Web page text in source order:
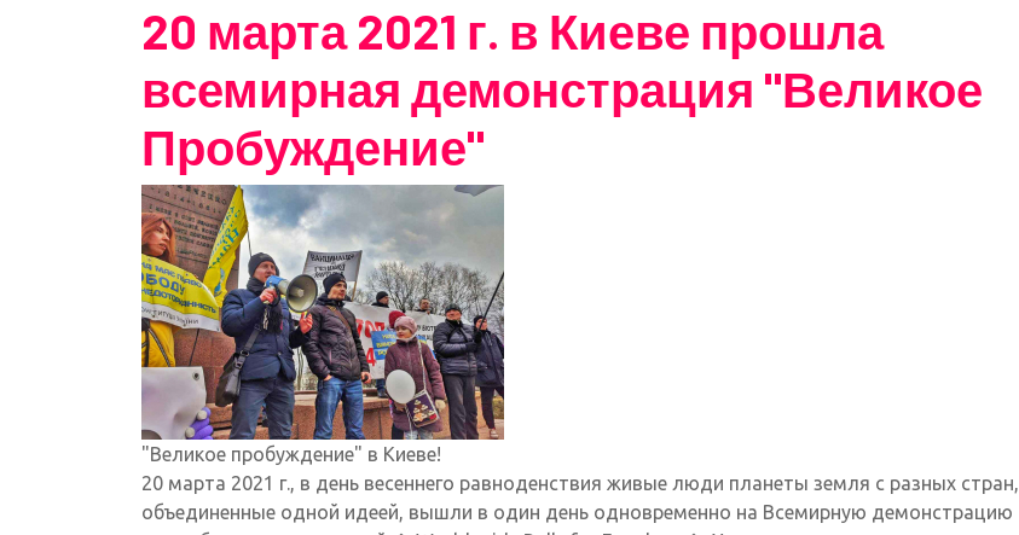
20 марта 2021 г. в Киеве прошла
всемирная демонстрация "Великое
Пробуждение"
"Великое пробуждение" в Киеве!
20 марта 2021 г., в день весеннего равноденствия живые люди планеты земля с разных стран,
объединенные одной идеей, вышли в один день одновременно на Всемирную демонстрацию